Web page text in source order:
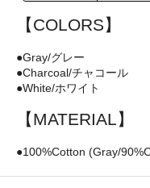
【COLORS】
●Gray/グレー
●Charcoal/チャコール
●White/ホワイト
【MATERIAL】
●100%Cotton (Gray/